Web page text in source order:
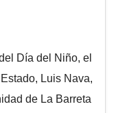
Día del Niño, el
Luis Nava,
de La Barreta